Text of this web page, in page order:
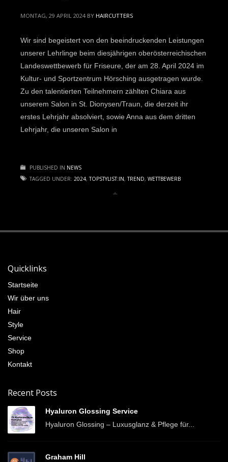
MONTAG, 29 APRIL 2024 BY HAIRCUTTERS
Wir sind begeistert von den beeindruckenden Leistungen
unserer Lehrlinge beim diesjährigen oberösterreichischen
Landeswettbewerb für Friseure, der am 28. April 2024 im
Kultur- und Sportzentrum Hörsching ausgetragen wurde.
Zu den talentierten Teilnehmern zählten Chiara aus
unserem Salon in St. Dionysen/Traun, die derzeit ihr
erstes Lehrjahr absolviert, sowie Anna aus dem dritten
Lehrjahr, die unseren Salon in
PUBLISHED IN NEWS
TAGGED UNDER: 2024,TOPSTYLIST:IN,TREND, WETTBEWERB
Quicklinks
Startseite
Wir über uns
Hair
Style
Service
Shop
Kontakt
Recent Posts
Hyaluron Glossing Service
Hyaluron Glossing – Luxusglanz & Pflege für...
Graham Hill